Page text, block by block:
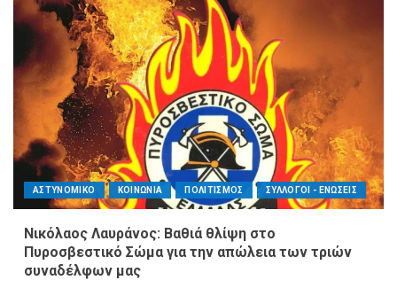
ΑΣΤΥΝΟΜΙΚΟ ΚΟΙΝΩΝΙΑ ΠΟΛΙΤΙΣΜΟΣ ΣΥΛΛΟΓΟΙ - ΕΝΩΣΕΙΣ
Νικόλαος Λαυράνος: Βαθιά θλίψη στο
Πυροσβεστικό Σώμα για την απώλεια των τριών
συναδέλφων μας